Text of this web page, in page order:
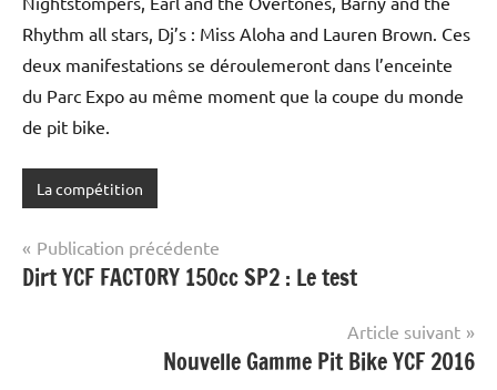
Rhythm all stars, Dj’s : Miss Aloha and Lauren Brown. Ces
deux manifestations se déroulemeront dans l’enceinte
du Parc Expo au même moment que la coupe du monde
de pit bike.
La compétition
Navigation
de
Publication précédente
Dirt YCF FACTORY 150cc SP2 : Le test
Article suivant
Nouvelle Gamme Pit Bike YCF 2016